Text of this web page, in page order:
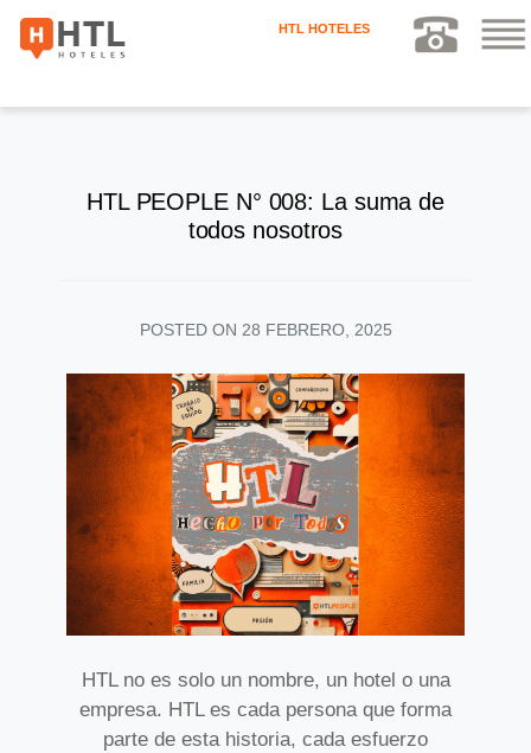
HTL HOTELES
HTL PEOPLE N° 008: La suma de
todos nosotros
POSTED ON 28 FEBRERO, 2025
HTL no es solo un nombre, un hotel o una
empresa. HTL es cada persona que forma
parte de esta historia, cada esfuerzo